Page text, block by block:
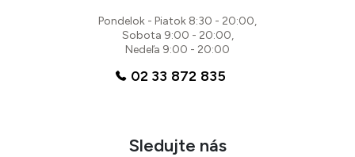
Pondelok - Piatok 8:30 - 20:00,
Sobota 9:00 - 20:00,
Nedeľa 9:00 - 20:00
02 33 872 835
Sledujte nás